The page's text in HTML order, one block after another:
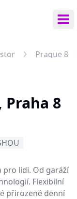
Prague 8
Praha 8
pro lidi. Od garáží
Flexibilní
přirozené denní